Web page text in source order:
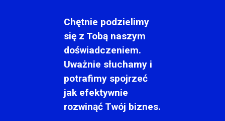
Chętnie podzielimy
się z Tobą naszym
doświadczeniem.
Uważnie słuchamy i
potrafimy spojrzeć
jak efektywnie
rozwinąć Twój biznes.